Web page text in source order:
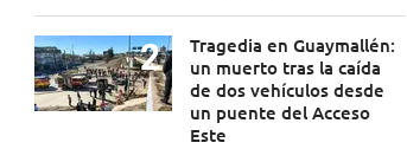
Tragedia en Guaymallén:
un muerto tras la caída
de dos vehículos desde
un puente del Acceso
Este